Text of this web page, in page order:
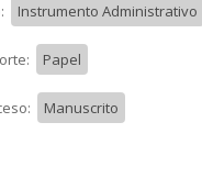
Instrumento Administrativo
Papel
Manuscrito